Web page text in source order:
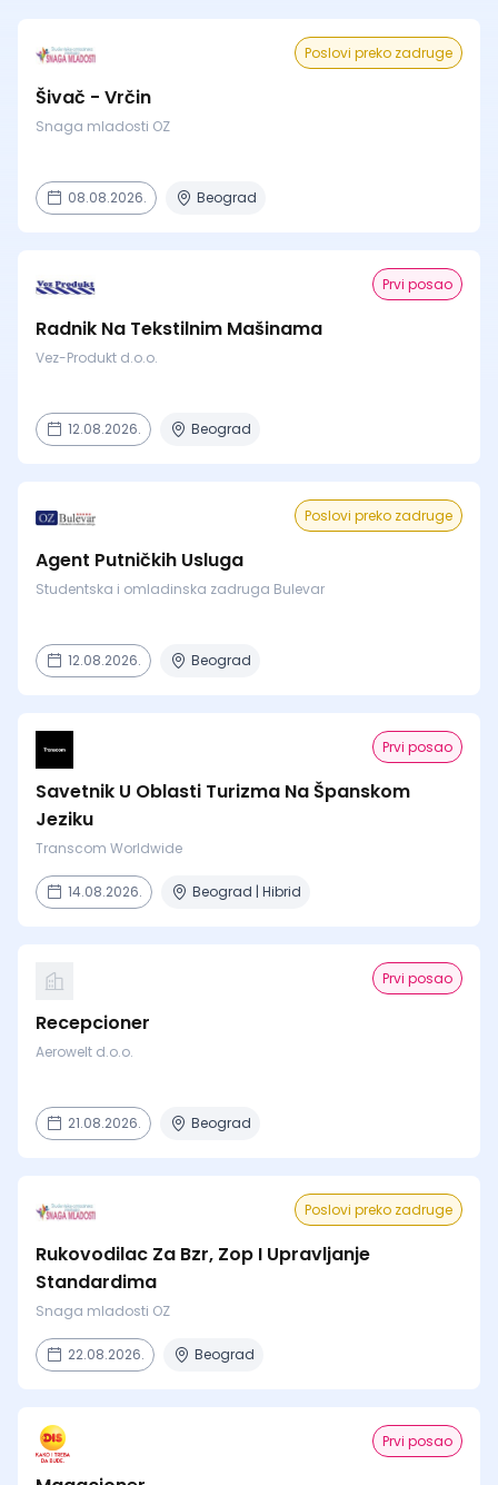
Poslovi preko zadruge
Šivač - Vrčin
Snaga mladosti OZ
08.08.2026. Beograd
Prvi posao
Radnik Na Tekstilnim Mašinama
Vez-Produkt d.o.o.
12.08.2026. Beograd
Poslovi preko zadruge
Agent Putničkih Usluga
Studentska i omladinska zadruga Bulevar
12.08.2026. Beograd
Prvi posao
Savetnik U Oblasti Turizma Na Španskom
Jeziku
Transcom Worldwide
14.08.2026. Beograd | Hibrid
Prvi posao
Recepcioner
Aerowelt d.o.o.
21.08.2026. Beograd
Poslovi preko zadruge
Rukovodilac Za Bzr, Zop I Upravljanje
Standardima
Snaga mladosti OZ
22.08.2026. Beograd
Prvi posao